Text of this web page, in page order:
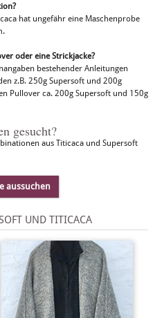
hat ungefähr eine Maschenprobe
oder eine Strickjacke?
bestehender Anleitungen
z.B. 250g Supersoft und 200g
Pullover ca. 200g Supersoft und 150g
gesucht?
aus Titicaca und Supersoft
aussuchen
UND TITICACA